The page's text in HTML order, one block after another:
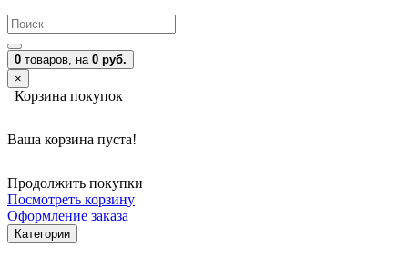
0 товаров, на 0 руб.
×
Корзина покупок
Ваша корзина пуста!
Продолжить покупки
Посмотреть корзину
Оформление заказа
Категории